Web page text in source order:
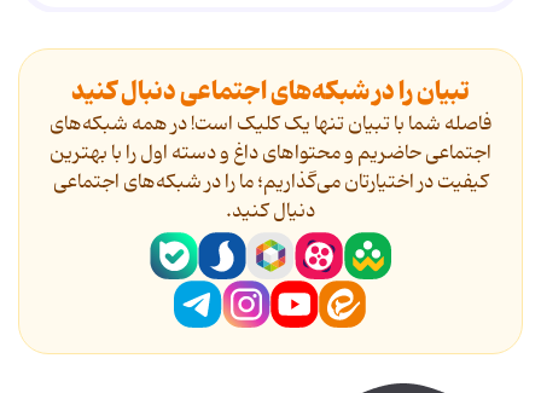
تبیان را در شبکه‌های اجتماعی دنبال کنید
فاصله شما با تبیان تنها یک کلیک است! در همه شبکه‌های
اجتماعی حاضریم و محتواهای داغ و دسته اول را با بهترین
کیفیت در اختیارتان می‌گذاریم؛ ما را در شبکه‌های اجتماعی
دنیال کنید.